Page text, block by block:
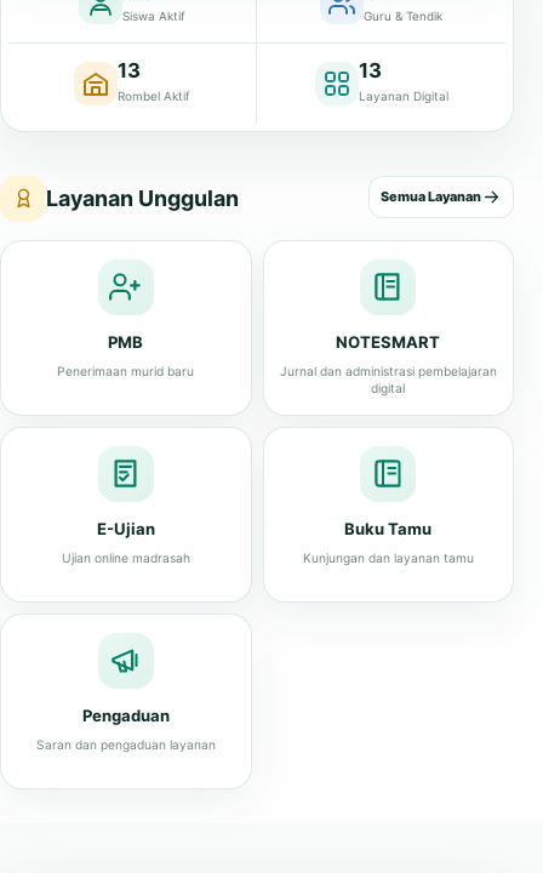
255
Siswa Aktif
32
Guru & Tendik
Layanan Digital
Layanan Unggulan Semua Layanan
PMB
Penerimaan murid baru
NOTESMART
Jurnal dan administrasi pembelajaran
digital
E-Ujian
Ujian online madrasah
Buku Tamu
Pengaduan